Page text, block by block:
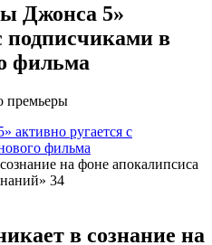
Джонса 5»
подписчиками в
фильма
премьеры
активно ругается с
фильма
в сознание на